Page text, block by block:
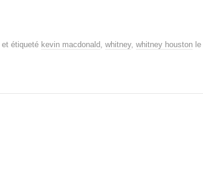
et étiqueté kevin macdonald whitney, whitney houston le